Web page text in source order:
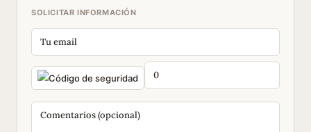
SOLICITAR INFORMACIÓN